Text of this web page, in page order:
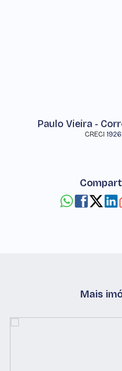
Paulo Vieira -
CRECI
Mais